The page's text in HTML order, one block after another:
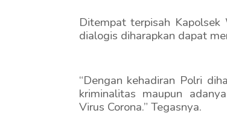
Ditempat terpisah
dialogis diharapkan dapat
“Dengan kehadiran Polri
kriminalitas maupun
Virus Corona.” Tegasnya.